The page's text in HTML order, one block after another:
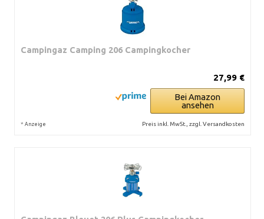
Campingaz Camping 206 Campingkocher
27,99 €
Bei Amazon
ansehen
* Anzeige Preis inkl. MwSt., zzgl. Versandkosten